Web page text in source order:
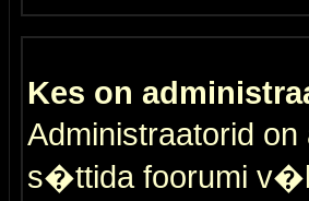
Kes on
Administraatorid
s�ttida foorumi